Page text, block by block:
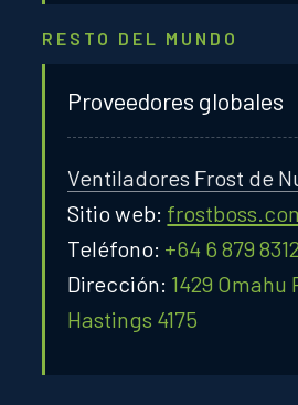
RESTO DEL MUNDO
Proveedores globales
Ventiladores Frost de
Sitio web:
Teléfono: +64 6 879 8312
Dirección: 1429 Omahu
Hastings 4175